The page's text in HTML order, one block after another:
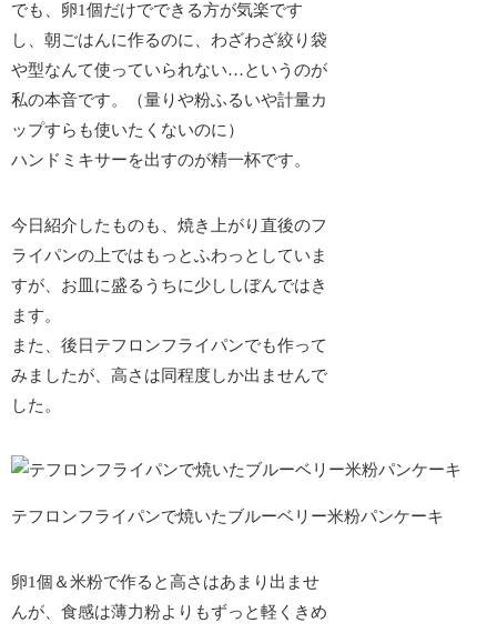
でも、卵1個だけでできる方が気楽です
し、朝ごはんに作るのに、わざわざ絞り袋
や型なんて使っていられない…というのが
私の本音です。（量りや粉ふるいや計量カ
ップすらも使いたくないのに）
ハンドミキサーを出すのが精一杯です。
今日紹介したものも、焼き上がり直後のフ
ライパンの上ではもっとふわっとしていま
すが、お皿に盛るうちに少ししぼんではき
ます。
また、後日テフロンフライパンでも作って
みましたが、高さは同程度しか出ませんで
した。
テフロンフライパンで焼いたブルーベリー米粉パンケーキ
卵1個＆米粉で作ると高さはあまり出ませ
んが、食感は薄力粉よりもずっと軽くきめ